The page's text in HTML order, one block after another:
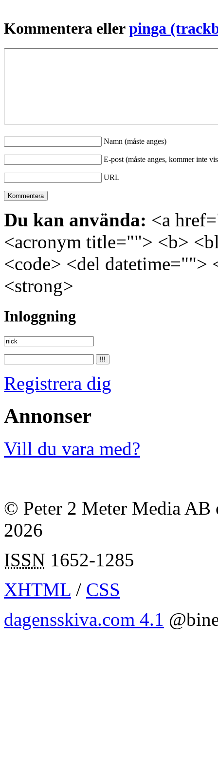
Kommentera ellerpinga
Namn (måste anges)
E-post (måste anges, kommer inte
URL
Du kan använda: <a
<acronym title=""> <b>
<code> <del
<strong>
Inloggning
Registrera dig
Annonser
Vill du vara med?
© Peter 2 Meter Media AB
2026
ISSN 1652-1285
XHTML / CSS
dagensskiva.com 4.1